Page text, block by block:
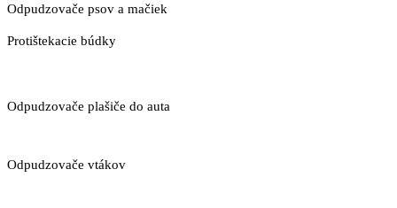
Odpudzovače psov a mačiek
Protištekacie búdky
Odpudzovače plašiče do auta
Odpudzovače vtákov